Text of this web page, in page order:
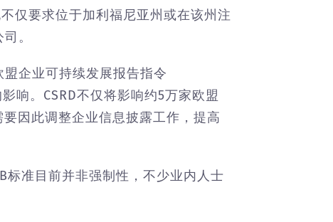
仅要求位于加利福尼亚州或在该州注
。
企业可持续发展报告指令
。CSRD不仅将影响约5万家欧盟
因此调整企业信息披露工作，提高
标准目前并非强制性，不少业内人士